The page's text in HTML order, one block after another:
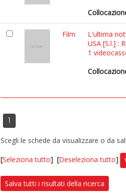
Film
L'ultima
USA [S.l.] :
1
1
Scegli le schede da visualizzare o da
[Seleziona tutto] [Deseleziona tutto]
Salva tutti i risultati della ricerca